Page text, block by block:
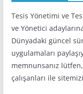
Tesis Yönetimi ve
ve Yönetici
Dünyadaki güncel
uygulamaları
memnunsanız
çalışanları ile